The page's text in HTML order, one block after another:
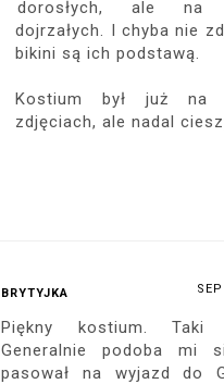
dorosłych, ale na
dojrzałych. I chyba nie
bikini są ich podstawą.
Kostium był już na
zdjęciach, ale nadal
BRYTYJKA
Piękny kostium. Taki
Generalnie podoba mi
pasował na wyjazd do